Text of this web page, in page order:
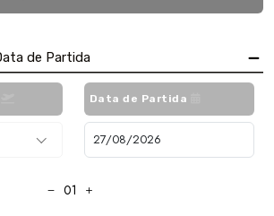
de Partida
Data de Partida